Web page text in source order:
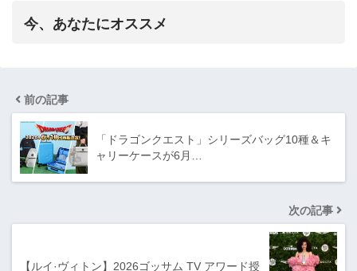
今、あなたにオススメ
前の記事
「ドラゴンクエスト」シリーズバッグ10種＆キ
ャリーケースが6月…
次の記事
【ルイ·ヴィトン】2026ゴッサム TV アワード授